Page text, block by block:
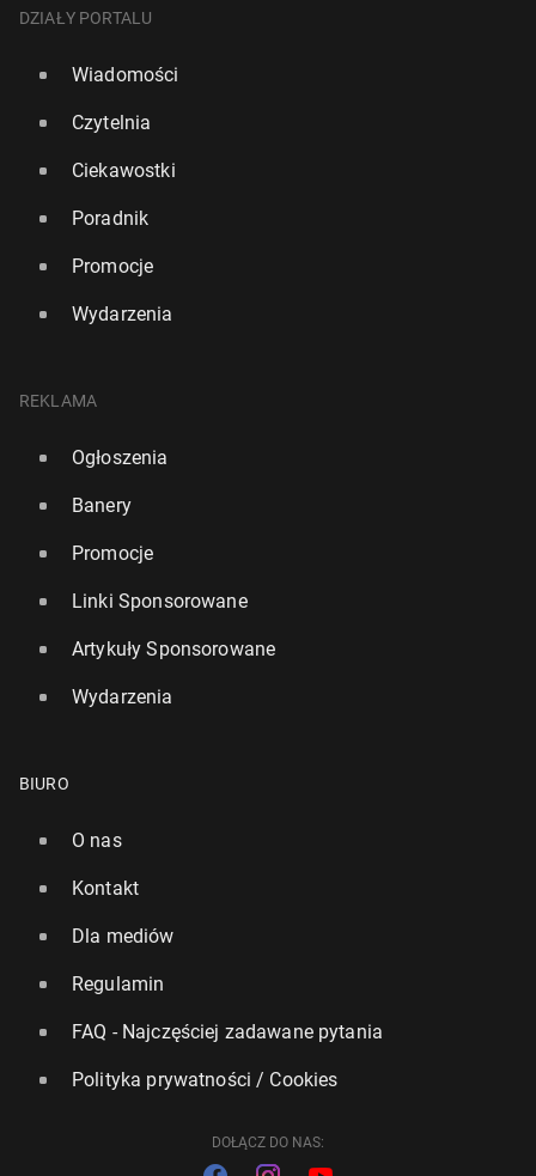
DZIAŁY PORTALU
Wiadomości
Czytelnia
Ciekawostki
Poradnik
Promocje
Wydarzenia
REKLAMA
Ogłoszenia
Banery
Promocje
Linki Sponsorowane
Artykuły Sponsorowane
Wydarzenia
BIURO
O nas
Kontakt
Dla mediów
Regulamin
FAQ - Najczęściej zadawane pytania
Polityka prywatności / Cookies
DOŁĄCZ DO NAS: